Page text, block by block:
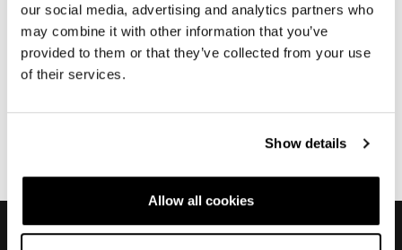
our social media, advertising and analytics partners who
may combine it with other information that you’ve
provided to them or that they’ve collected from your use
of their services.
Show details
Allow all cookies
伪造车架